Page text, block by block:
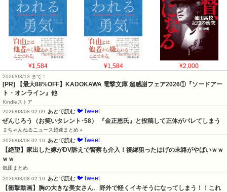
¥1,584 ¥1,584 ¥2,000
2026/08/13 まで！
[PR] 【最大88%OFF】KADOKAWA 電撃文庫 超感謝フェア2026①『ソードアー
ト・オンライン』他
Kindleストア
2026/08/08 02:09
あとで読む 🐦Tweet
ぜんじろう（お笑いタレント･58） 『金正恩氏』と投稿して正体がバレてしまう
２ちゃんねるニュース超速まとめ＋
2026/08/08 02:10
あとで読む 🐦Tweet
【絶望】家出した嫁がDV訴えで警察も介入！復縁狙ったはげの末路がやばいｗｗ
ｗｗ
気団まとめ
2026/08/08 02:10
あとで読む 🐦Tweet
【衝撃動画】胸の大きな美女さん、野外で軽くイキそうになってしまう！！これ